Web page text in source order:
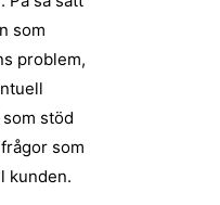
som
problem,
stöd
som
kunden.